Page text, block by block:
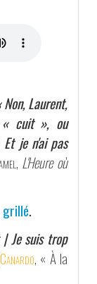
Laurent,
cuit », ou
je n'ai pas
, L'Heure où
grillé.
| Je suis trop
Canardo, « À la